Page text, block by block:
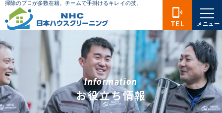
Information
お役立ち情報
phonelink_ring
TEL メニュー